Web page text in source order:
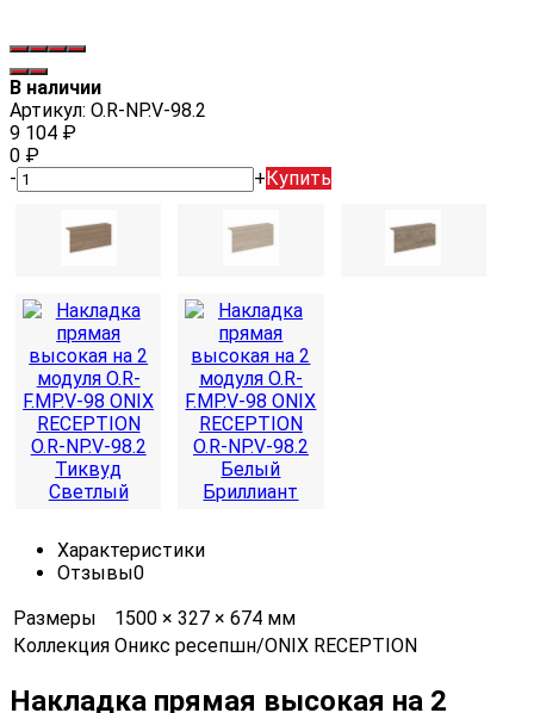
В наличии
Артикул: О.R-NP.V-98.2
9 104 ₽
0 ₽
-
+Купить
Характеристики
Отзывы0
Размеры
1500 × 327 × 674 мм
Коллекция Оникс ресепшн/ONIX RECEPTION
Накладка прямая высокая на 2